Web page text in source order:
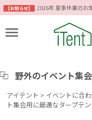
【お知らせ】 2026年 夏季休業のお
野外のイベント集
アイテント > イベントに合
ト集会用に最適なタープテ